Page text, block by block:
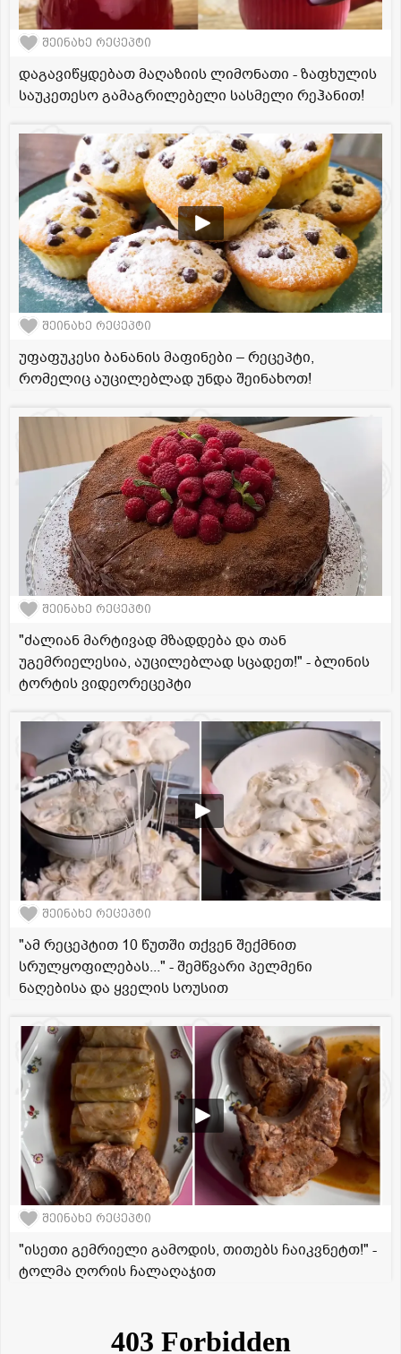
შეინახე რეცეპტი
დაგავიწყდებათ მაღაზიის ლიმონათი - ზაფხულის
საუკეთესო გამაგრილებელი სასმელი რეჰანით!
შეინახე რეცეპტი
უფაფუკესი ბანანის მაფინები – რეცეპტი,
რომელიც აუცილებლად უნდა შეინახოთ!
შეინახე რეცეპტი
"ძალიან მარტივად მზადდება და თან
უგემრიელესია, აუცილებლად სცადეთ!" - ბლინის
ტორტის ვიდეორეცეპტი
შეინახე რეცეპტი
"ამ რეცეპტით 10 წუთში თქვენ შექმნით
სრულყოფილებას..." - შემწვარი პელმენი
ნაღებისა და ყველის სოუსით
შეინახე რეცეპტი
"ისეთი გემრიელი გამოდის, თითებს ჩაიკვნეტთ!" -
ტოლმა ღორის ჩალაღაჯით